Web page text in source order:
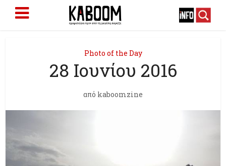
Photo of the Day
28 Ιουνίου 2016
από kaboomzine